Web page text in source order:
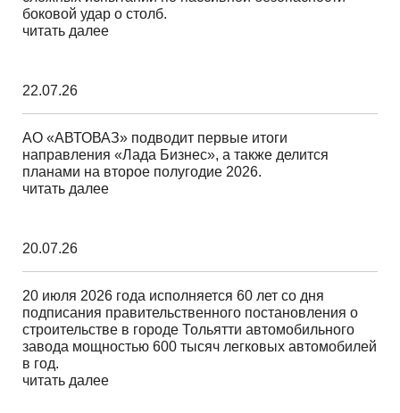
боковой удар о столб.
читать далее
22.07.26
АО «АВТОВАЗ» подводит первые итоги
направления «Лада Бизнес», а также делится
планами на второе полугодие 2026.
читать далее
20.07.26
20 июля 2026 года исполняется 60 лет со дня
подписания правительственного постановления о
строительстве в городе Тольятти автомобильного
завода мощностью 600 тысяч легковых автомобилей
в год.
читать далее